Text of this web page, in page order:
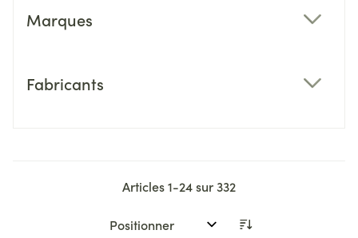
Marques
Fabricants
Articles1-24sur332
Trier par: